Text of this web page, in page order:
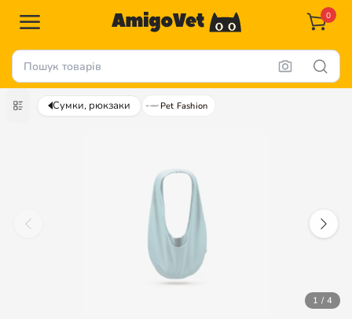
0
Сумки, рюкзаки Pet Fashion
1 / 4